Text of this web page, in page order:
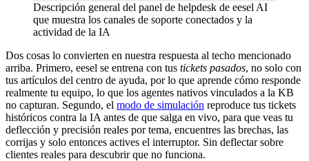
Descripción general del panel de helpdesk de eesel AI
que muestra los canales de soporte conectados y la
actividad de la IA
Dos cosas lo convierten en nuestra respuesta al techo mencionado
arriba. Primero, eesel se entrena con tus tickets pasados, no solo con
tus artículos del centro de ayuda, por lo que aprende cómo responde
realmente tu equipo, lo que los agentes nativos vinculados a la KB
no capturan. Segundo, el modo de simulación reproduce tus tickets
históricos contra la IA antes de que salga en vivo, para que veas tu
deflección y precisión reales por tema, encuentres las brechas, las
corrijas y solo entonces actives el interruptor. Sin deflectar sobre
clientes reales para descubrir que no funciona.